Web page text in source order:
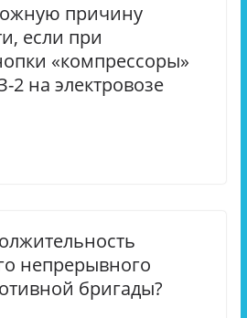
причину
если при
«компрессоры»
2 на электровозе
непрерывного
бригады?